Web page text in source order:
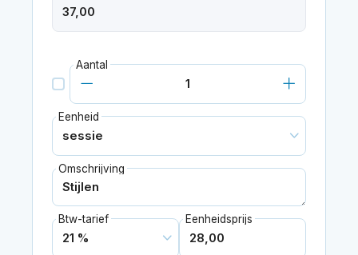
Aantal
Eenheid
Omschrijving
Btw-tarief Eenheidsprijs